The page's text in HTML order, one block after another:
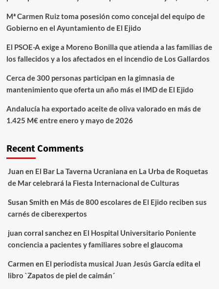
Mª Carmen Ruiz toma posesión como concejal del equipo de
Gobierno en el Ayuntamiento de El Ejido
El PSOE-A exige a Moreno Bonilla que atienda a las familias de
los fallecidos y a los afectados en el incendio de Los Gallardos
Cerca de 300 personas participan en la gimnasia de
mantenimiento que oferta un año más el IMD de El Ejido
Andalucía ha exportado aceite de oliva valorado en más de
1.425 M€ entre enero y mayo de 2026
Recent Comments
Juan en El Bar La Taverna Ucraniana en La Urba de Roquetas
de Mar celebrará la Fiesta Internacional de Culturas
Susan Smith en Más de 800 escolares de El Ejido reciben sus
carnés de ciberexpertos
juan corral sanchezen El Hospital Universitario Poniente
conciencia a pacientes y familiares sobre el glaucoma
Carmen en El periodista musical Juan Jesús García edita el
libro `Zapatos de piel de caimán´